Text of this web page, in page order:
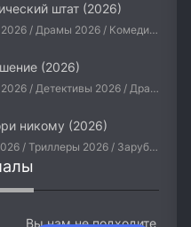
штат (2026)
Боевики 2026 / Драмы 2026 / Комедии 2026 / Приключения 2026 / Фантастические 2026 / Зарубежные фильмы 2026 / Американские фильмы / Фильмы 2026
(2026)
Боевики 2026 / Детективы 2026 / Драмы 2026 / Криминальные фильмы 2026 / Триллеры 2026 / Зарубежные фильмы 2026 / Американские фильмы / Фильмы 2026
никому (2026)
Драмы 2026 / Триллеры 2026 / Зарубежные фильмы 2026 / Американские фильмы / Фильмы 2026
Вы нам не подходите